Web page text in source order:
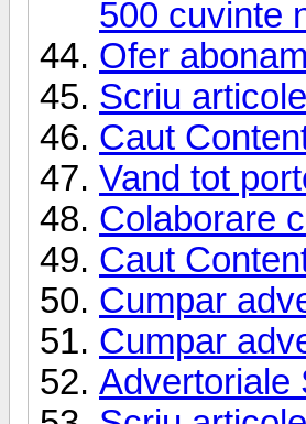
500 cuvinte
Ofer
Scriu
Caut
Vand tot
Colaborare
Caut
Cumpar
Cumpar
Advertoriale